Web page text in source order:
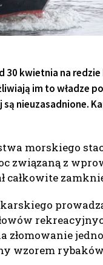
kwietnia na
im to władze
nieuzasadnione.
morskiego
związaną z
całkowite
złomowanie
wzorem